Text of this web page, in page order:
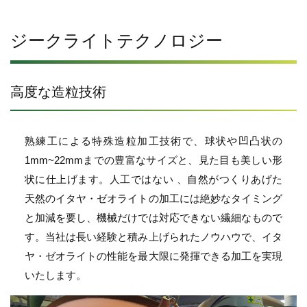
ジークライトテクノロジー
高度な造粒技術
熟練工による特殊造粒加工技術で、球状や凹凸状の
1mm~22mmまでの豊富なサイズと、見た目も美しい形
状に仕上げます。人工ではない 、自然がつくりあげた
天然のイタヤ・ ゼオライトの加工には絶妙なタイミング
と加減を要し、機械だけでは対応できない繊細なもので
す。当社は長い経験と積み上げられたノウハウで、 イタ
ヤ・ ゼオライトの性能を最大限に発揮できる加工を実現
いたします。